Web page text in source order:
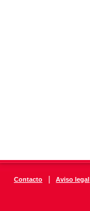
Contacto | Aviso legal